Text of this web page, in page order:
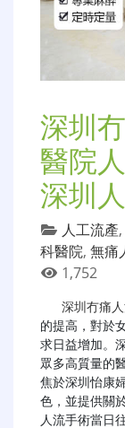
深圳
醫院
深圳
人工流產,
科醫院, 無痛
1,752
深圳冇痛
的提高，對於
求日益增加。
眾多高質量的
焦於深圳怡康
色，並提供關
人流手術當日